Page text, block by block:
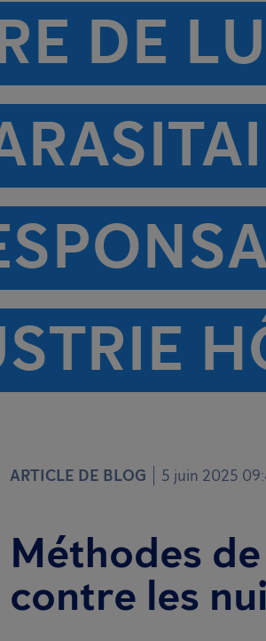
DE
ARTICLE DE BLOG 5 juin 2025
Méthodes
contre les